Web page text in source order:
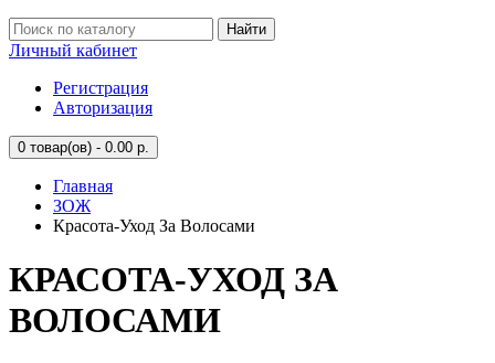
Найти
Личный кабинет
Регистрация
Авторизация
0 товар(ов) - 0.00 р.
Главная
ЗОЖ
Красота-Уход За Волосами
КРАСОТА-УХОД ЗА
ВОЛОСАМИ